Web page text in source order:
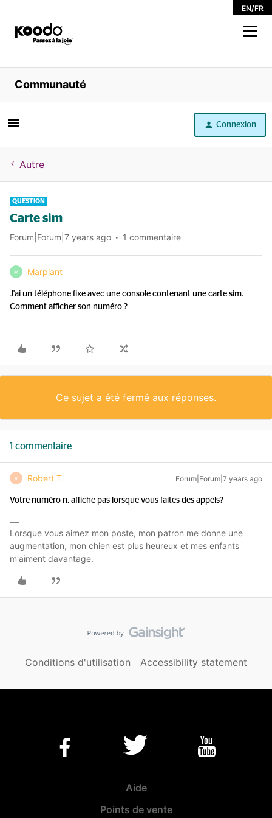
EN/FR
Magasiner
Libre service
Aide
Communauté
Connexion
Autre
QUESTION
Carte sim
Forum|Forum|7 years ago 1 commentaire
M Marplant
J'ai un téléphone fixe avec une console contenant une carte sim.
Comment afficher son numéro ?
Ce sujet a été fermé aux réponses.
1 commentaire
R Robert T Forum|Forum|7 years ago
Votre numéro n, affiche pas lorsque vous faites des appels?
Lorsque vous aimez mon poste, mon patron me donne une
augmentation, mon chien est plus heureux et mes enfants
m'aiment davantage.
Conditions d'utilisation Accessibility statement
Aide
Points de vente